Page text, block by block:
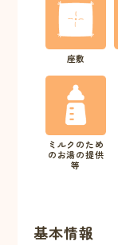
座敷
ミルクのため
のお湯の提供
等
基本情報